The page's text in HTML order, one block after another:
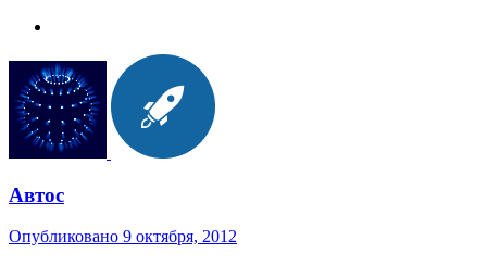
Автос
Опубликовано 9 октября, 2012